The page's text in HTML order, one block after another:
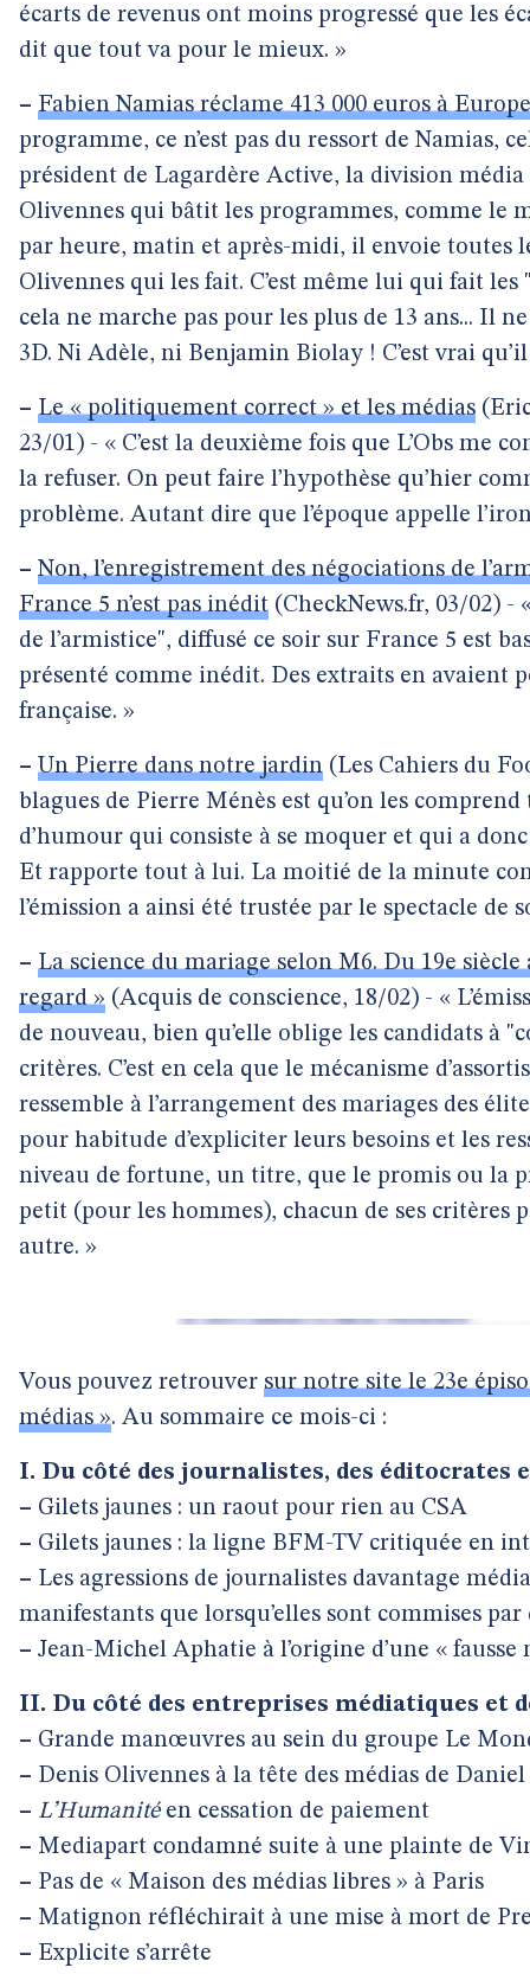
écarts de revenus ont moins progressé que les
dit que tout va pour le mieux. »
– Fabien Namias réclame 413 000 euros à
programme, ce n’est pas du ressort de Namias,
président de Lagardère Active, la division média
Olivennes qui bâtit les programmes, comme le
par heure, matin et après-midi, il envoie toutes
Olivennes qui les fait. C’est même lui qui fait
cela ne marche pas pour les plus de 13 ans... Il
3D. Ni Adèle, ni Benjamin Biolay ! C’est vrai
– Le « politiquement correct » et les médias
23/01) - « C’est la deuxième fois que L’Obs me
la refuser. On peut faire l’hypothèse qu’hier
problème. Autant dire que l’époque appelle
– Non, l’enregistrement des négociations de
France 5 n’est pas inédit (CheckNews.fr, 03/02) -
de l’armistice", diffusé ce soir sur France 5 est
présenté comme inédit. Des extraits en avaient
française. »
– Un Pierre dans notre jardin (Les Cahiers du
blagues de Pierre Ménès est qu’on les
d’humour qui consiste à se moquer et qui a
Et rapporte tout à lui. La moitié de la minute
l’émission a ainsi été trustée par le spectacle de
– La science du mariage selon M6. Du 19e
regard » (Acquis de conscience, 18/02) - «
de nouveau, bien qu’elle oblige les candidats à
critères. C’est en cela que le mécanisme
ressemble à l’arrangement des mariages des
pour habitude d’expliciter leurs besoins et les
niveau de fortune, un titre, que le promis ou la
petit (pour les hommes), chacun de ses critères
autre. »
Vous pouvez retrouver sur notre site le 23e
médias ». Au sommaire ce mois-ci :
I. Du côté des journalistes, des éditocrates
– Gilets jaunes : un raout pour rien au CSA
– Gilets jaunes : la ligne BFM-TV critiquée en
– Les agressions de journalistes davantage
manifestants que lorsqu’elles sont commises par
– Jean-Michel Aphatie à l’origine d’une « fausse
II. Du côté des entreprises médiatiques et
– Grande manœuvres au sein du groupe Le
– Denis Olivennes à la tête des médias de
– L’Humanitéen cessation de paiement
– Mediapart condamné suite à une plainte de
– Pas de « Maison des médias libres » à Paris
– Matignon réfléchirait à une mise à mort de
– Explicite s’arrête